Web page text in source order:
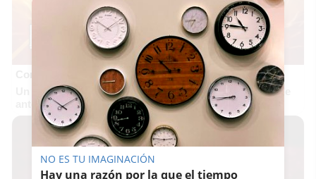
Corepunk MMORPG
Un verdadero MMORPG de la vieja escuela ¡Cómo los de
antes, pero mejor!
NO ES TU IMAGINACIÓN
Hay una razón por la que el tiempo